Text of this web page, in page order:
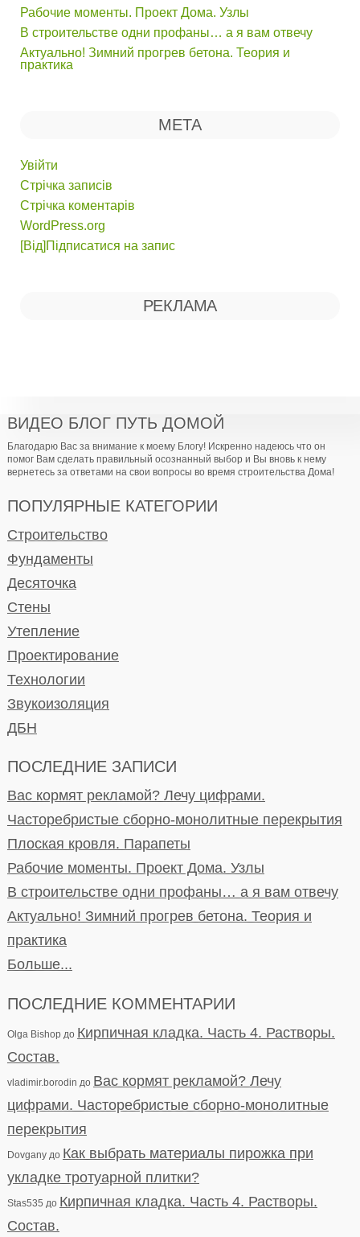
Рабочие моменты. Проект Дома. Узлы
В строительстве одни профаны… а я вам отвечу
Актуально! Зимний прогрев бетона. Теория и
практика
МЕТА
Увійти
Стрічка записів
Стрічка коментарів
WordPress.org
[Від]Підписатися на запис
РЕКЛАМА
ВИДЕО БЛОГ ПУТЬ ДОМОЙ
Благодарю Вас за внимание к моему Блогу! Искренно надеюсь что он
помог Вам сделать правильный осознанный выбор и Вы вновь к нему
вернетесь за ответами на свои вопросы во время строительства Дома!
ПОПУЛЯРНЫЕ КАТЕГОРИИ
Строительство
Фундаменты
Десяточка
Стены
Утепление
Проектирование
Технологии
Звукоизоляция
ДБН
ПОСЛЕДНИЕ ЗАПИСИ
Вас кормят рекламой? Лечу цифрами.
Часторебристые сборно-монолитные перекрытия
Плоская кровля. Парапеты
Рабочие моменты. Проект Дома. Узлы
В строительстве одни профаны… а я вам отвечу
Актуально! Зимний прогрев бетона. Теория и
практика
Больше...
ПОСЛЕДНИЕ КОММЕНТАРИИ
Olga Bishopдо Кирпичная кладка. Часть 4. Растворы.
Состав.
vladimir.borodin до Вас кормят рекламой? Лечу
цифрами. Часторебристые сборно-монолитные
перекрытия
Dovganyдо Как выбрать материалы пирожка при
укладке тротуарной плитки?
Stas535 до Кирпичная кладка. Часть 4. Растворы.
Состав.